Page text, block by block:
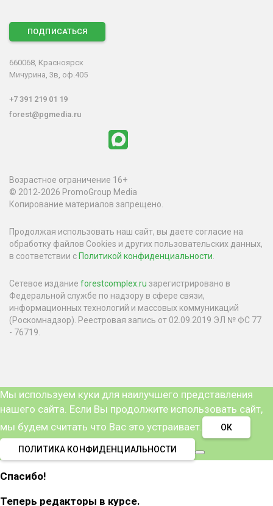
ПОДПИСАТЬСЯ
660068, Красноярск
Мичурина, 3в, оф.405
+7 391 219 01 19
forest@pgmedia.ru
Возрастное ограничение 16+
© 2012-2026 PromoGroup Media
Копирование материалов запрещено.
Продолжая использовать наш сайт, вы даете согласие на
обработку файлов Cookies и других пользовательских данных,
в соответствии с Политикой конфиденциальности
Сетевое издание forestcomplex.ru зарегистрировано в
Федеральной службе по надзору в сфере связи,
информационных технологий и массовых коммуникаций
(Роскомнадзор). Реестровая запись от 02.09.2019 ЭЛ № ФС 77
- 76719.
Мы используем куки для наилучшего представления
нашего сайта. Если Вы продолжите использовать сайт,
мы будем считать что Вас это устраивает.
ОК
ПОЛИТИКА КОНФИДЕНЦИАЛЬНОСТИ
Спасибо!
Теперь редакторы в курсе.